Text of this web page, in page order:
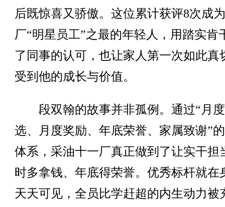
后既惊喜又骄傲。这位累计获评8次成
厂“明星员工”之最的年轻人，用踏实肯
了同事的认可，也让家人第一次如此真
受到他的成长与价值。
段双翰的故事并非孤例。通过“月
选、月度奖励、年底荣誉、家属致谢”
体系，采油十一厂真正做到了让实干担
时多拿钱、年底得荣誉。优秀标杆就在
天天可见，全员比学赶超的内生动力被